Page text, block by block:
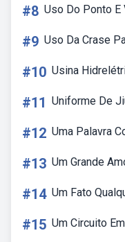
#8 Uso Do Ponto E
#9 Uso Da Crase
#10 Usina
#11 Uniforme De
#12 Uma Palavra
#13 Um Grande
#14 Um Fato
#15 Um Circuito